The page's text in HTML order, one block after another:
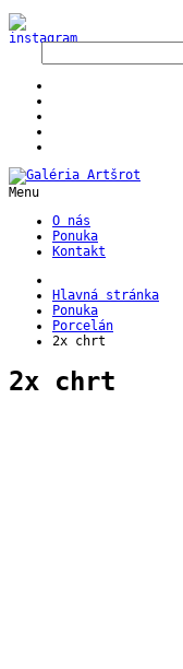
Menu
O nás
Ponuka
Kontakt
Hlavná stránka
Ponuka
Porcelán
2x chrt
2x chrt